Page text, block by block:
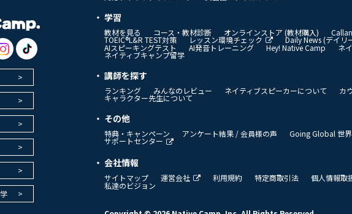
学習
教材を見る コース・教材診断 オンラインストア (教材購入)
TOEIC®L&R TEST対策 レッスン環境チェック Daily News (デイリ
AIスピーキングテスト
AI発音トレーニング Hey! Native Camp ネ
ネイティブキャンプ留学
講師を探す
ランキング みんなのレビュー ネイティブスピーカーについて カ
キャラクター先生について
その他
特典・キャンペーン アンケート結果 / 会員様の声 Going Global 世
サポートセンター
会社情報
サイトマップ 運営会社 利用規約 特定商取引法 個人情報取
私達のビジョン